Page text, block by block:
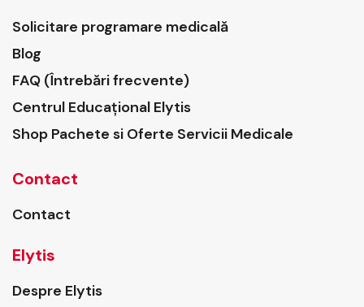
Solicitare programare medicală
Blog
FAQ (Întrebări frecvente)
Centrul Educațional Elytis
Shop Pachete si Oferte Servicii Medicale
Contact
Contact
Elytis
Despre Elytis